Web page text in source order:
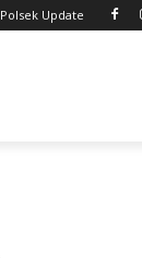
Polsek Update